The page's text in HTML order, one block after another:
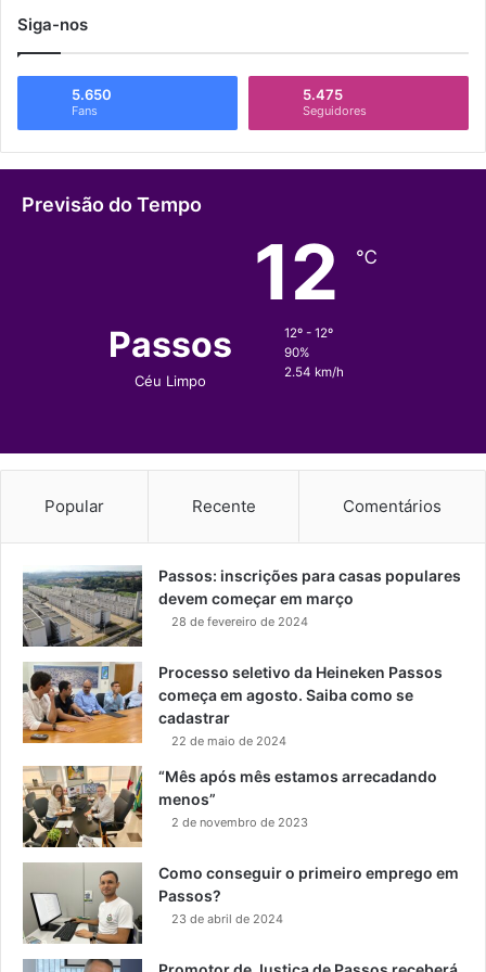
Siga-nos
5.650
Fans
5.475
Seguidores
Previsão do Tempo
Passos
Céu Limpo
12 ℃
12º - 12º
90%
2.54 km/h
Popular Recente Comentários
Passos: inscrições para casas populares
devem começar em março
28 de fevereiro de 2024
Processo seletivo da Heineken Passos
começa em agosto. Saiba como se
cadastrar
22 de maio de 2024
“Mês após mês estamos arrecadando
menos”
2 de novembro de 2023
Como conseguir o primeiro emprego em
Passos?
23 de abril de 2024